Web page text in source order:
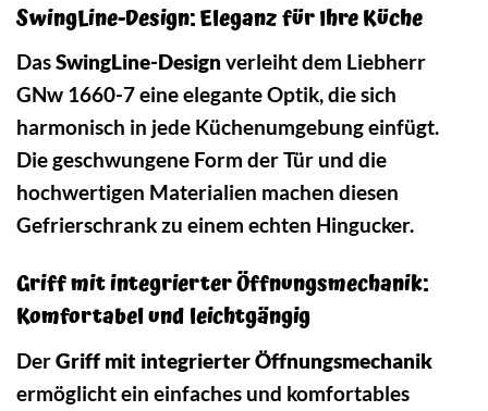
SwingLine-Design: Eleganz für Ihre Küche
DasSwingLine-Design verleiht dem Liebherr
GNw 1660-7 eine elegante Optik, die sich
harmonisch in jede Küchenumgebung einfügt.
Die geschwungene Form der Tür und die
hochwertigen Materialien machen diesen
Gefrierschrank zu einem echten Hingucker.
Griff mit integrierter Öffnungsmechanik:
Komfortabel und leichtgängig
DerGriff mit integrierter Öffnungsmechanik
ermöglicht ein einfaches und komfortables